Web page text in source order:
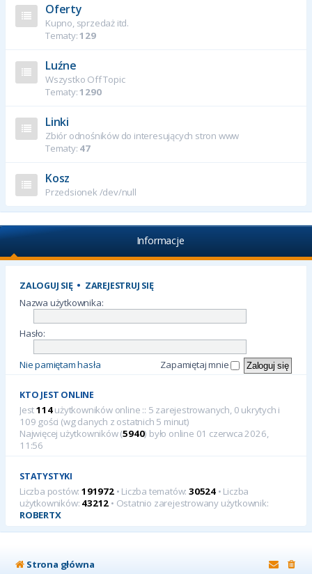
Oferty
Kupno, sprzedaż itd.
Tematy:129
Luźne
Wszystko Off Topic
Tematy:1290
Linki
Zbiór odnośników do interesujących stron www
Tematy: 47
Kosz
Przedsionek /dev/null
Informacje
ZALOGUJ SIĘ• ZAREJESTRUJ SIĘ
Nazwa użytkownika:
Hasło:
Nie pamiętam hasła Zapamiętaj mnie
KTO JEST ONLINE
Jest114użytkowników online :: 5 zarejestrowanych, 0 ukrytych i
109 gości (wg danych z ostatnich 5 minut)
Najwięcej użytkowników (5940) było online 01 czerwca 2026,
11:56
STATYSTYKI
Liczba postów: 191972• Liczba tematów:30524 • Liczba
użytkowników: 43212 • Ostatnio zarejestrowany użytkownik:
ROBERTX
Strona główna